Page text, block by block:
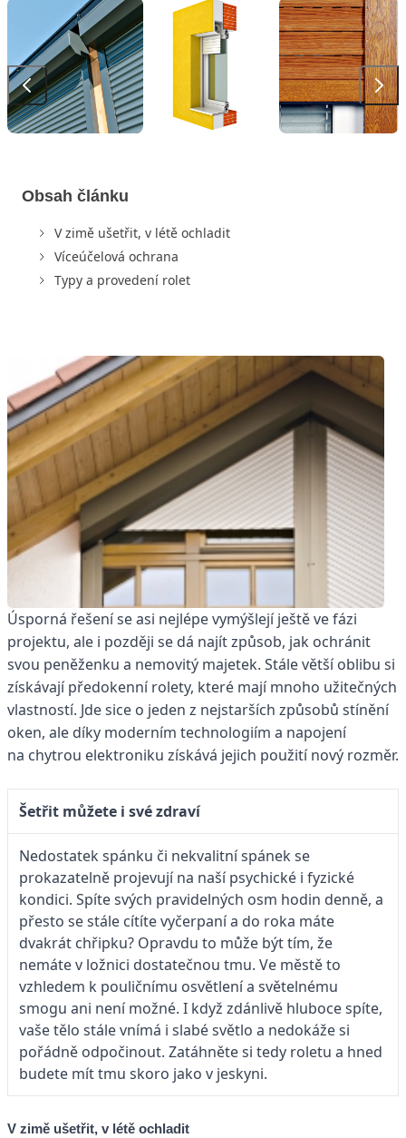
Obsah článku
V zimě ušetřit, v létě ochladit
Víceúčelová ochrana
Typy a provedení rolet
Úsporná řešení se asi nejlépe vymýšlejí ještě ve fázi
projektu, ale i později se dá najít způsob, jak ochránit
svou peněženku a nemovitý majetek. Stále větší oblibu si
získávají předokenní rolety, které mají mnoho užitečných
vlastností. Jde sice o jeden z nejstarších způsobů stínění
oken, ale díky moderním technologiím a napojení
na chytrou elektroniku získává jejich použití nový rozměr.
Šetřit můžete i své zdraví
Nedostatek spánku či nekvalitní spánek se
prokazatelně projevují na naší psychické i fyzické
kondici. Spíte svých pravidelných osm hodin denně, a
přesto se stále cítíte vyčerpaní a do roka máte
dvakrát chřipku? Opravdu to může být tím, že
nemáte v ložnici dostatečnou tmu. Ve městě to
vzhledem k pouličnímu osvětlení a světelnému
smogu ani není možné. I když zdánlivě hluboce spíte,
vaše tělo stále vnímá i slabé světlo a nedokáže si
pořádně odpočinout. Zatáhněte si tedy roletu a hned
budete mít tmu skoro jako v jeskyni.
V zimě ušetřit, v létě ochladit